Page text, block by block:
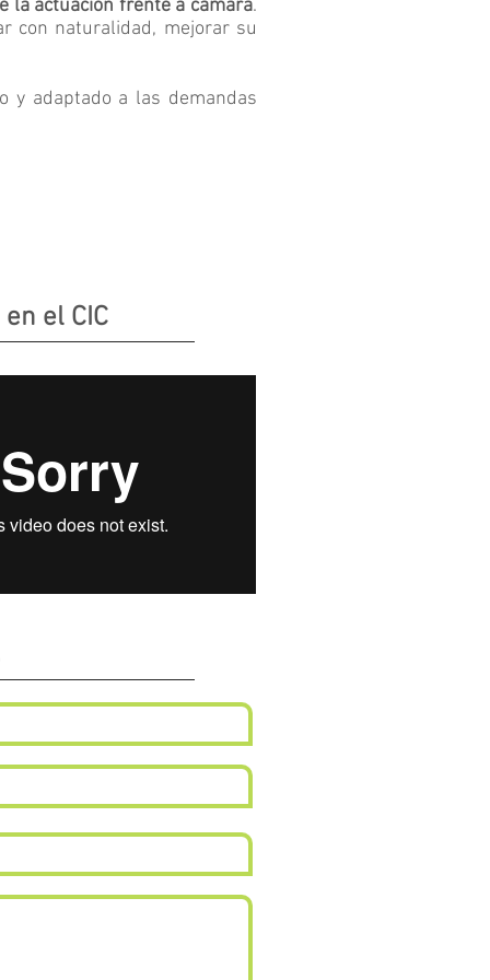
la actuación frente a cámara.
con naturalidad, mejorar su
y adaptado a las demandas
el CIC